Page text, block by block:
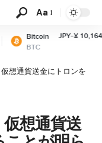
Aa
JPY-¥ 10,164,626.59
想通貨送金にトロンを
想通貨送